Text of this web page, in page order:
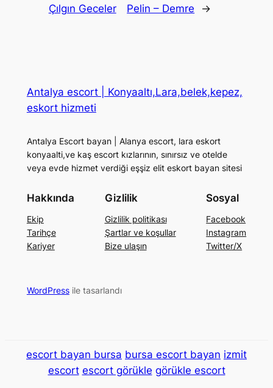
Çılgın Geceler
Pelin – Demre
→
Antalya escort | Konyaaltı,Lara,belek,kepez,
eskort hizmeti
Antalya Escort bayan | Alanya escort, lara eskort
konyaalti,ve kaş escort kızlarının, sınırsız ve otelde
veya evde hizmet verdiği eşşiz elit eskort bayan sitesi
Hakkında
Ekip
Tarihçe
Kariyer
Gizlilik
Gizlilik politikası
Şartlar ve koşullar
Bize ulaşın
Sosyal
Facebook
Instagram
Twitter/X
WordPressile tasarlandı
escort bayan bursa bursa escort bayan izmit
escort escort görükle görükle escort